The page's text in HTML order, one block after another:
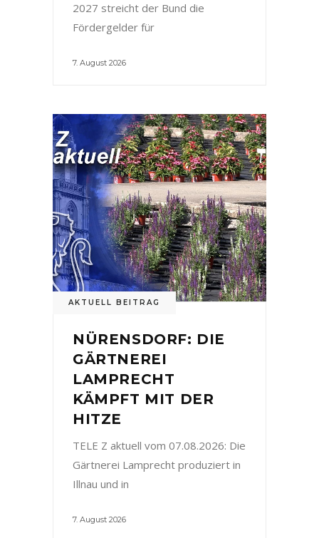
2027 streicht der Bund die
Fördergelder für
7. August 2026
AKTUELL BEITRAG
NÜRENSDORF: DIE
GÄRTNEREI
LAMPRECHT
KÄMPFT MIT DER
HITZE
TELE Z aktuell vom 07.08.2026: Die
Gärtnerei Lamprecht produziert in
Illnau und in
7. August 2026